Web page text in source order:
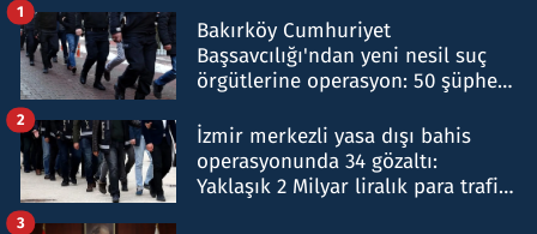
Bakırköy Cumhuriyet
Başsavcılığı'ndan yeni nesil suç
örgütlerine operasyon: 50 şüpheli
1
İzmir merkezli yasa dışı bahis
operasyonunda 34 gözaltı:
Yaklaşık 2 Milyar liralık para trafiği
2
3